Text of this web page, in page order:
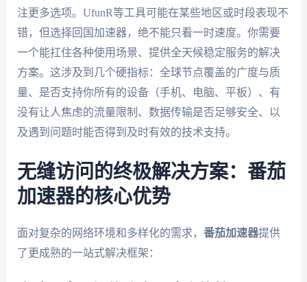
注更多选项。UfunR等工具可能在某些地区或时段表现不
错，但选择回国加速器，绝不能只看一时速度。你需要
一个能扛住各种使用场景、提供全天候稳定服务的解决
方案。这涉及到几个硬指标：全球节点覆盖的广度与质
量、是否支持你所有的设备（手机、电脑、平板）、有
没有让人焦虑的流量限制、数据传输是否足够安全、以
及遇到问题时能否得到及时有效的技术支持。
无缝访问的终极解决方案：番茄
加速器的核心优势
面对复杂的网络环境和多样化的需求， 番茄加速器提供
了更成熟的一站式解决框架：